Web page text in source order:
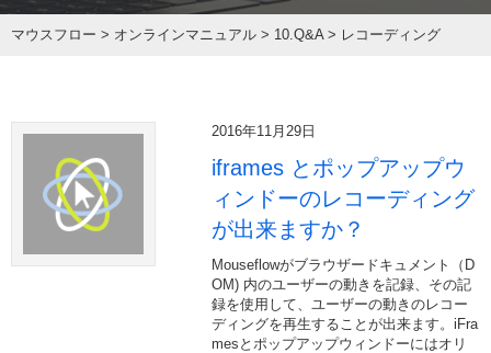
マウスフロー > オンラインマニュアル > 10.Q&A > レコーディング
2016年11月29日
iframes とポップアップウ
ィンドーのレコーディング
が出来ますか？
Mouseflowがブラウザードキュメント（D
OM) 内のユーザーの動きを記録、その記
録を使用して、ユーザーの動きのレコー
ディングを再生することが出来ます。iFra
mesとポップアップウィンドーにはオリ